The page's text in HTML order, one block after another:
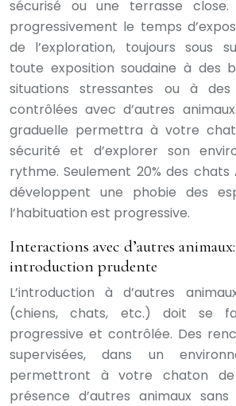
sécurisé ou une terrasse close.
progressivement le temps
de l’exploration, toujours sous
toute exposition soudaine à des
situations stressantes ou à
contrôlées avec d’autres
graduelle permettra à votre
sécurité et d’explorer son
rythme. Seulement 20% des
développent une phobie des
l’habituation est progressive.
Interactions avec d’autres
introduction prudente
L’introduction à d’autres
(chiens, chats, etc.) doit se
progressive et contrôlée. Des
supervisées, dans un
permettront à votre chaton
présence d’autres animaux sans